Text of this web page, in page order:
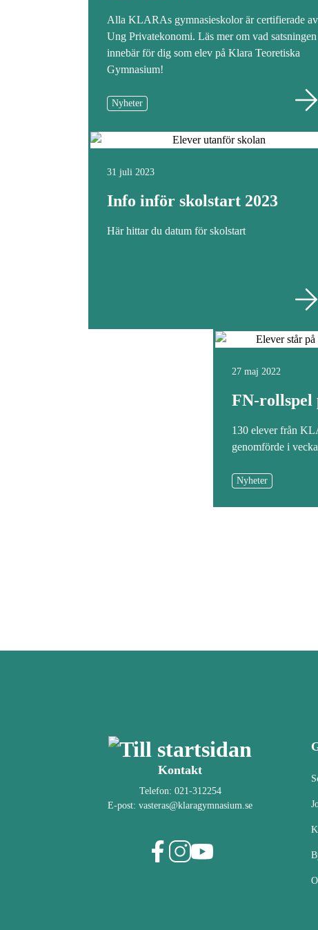
Alla KLARAs gymnasieskolor är certifierade av
Ung Privatekonomi. Läs mer om vad satsningen
innebär för dig som elev på Klara Teoretiska
Gymnasium!
Nyheter
31 juli 2023
Info inför skolstart 2023
Här hittar du datum för skolstart
27 maj 2022
FN-
130 elever från
genomförde i
Nyheter
Kontakt
Telefon: 021-312254
E-post:vasteras@klaragymnasium.se